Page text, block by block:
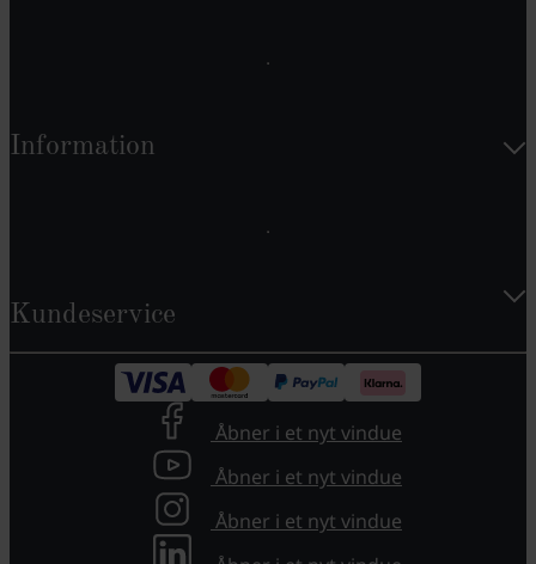
Information
Kundeservice
Åbner i et nyt vindue
Åbner i et nyt vindue
Åbner i et nyt vindue